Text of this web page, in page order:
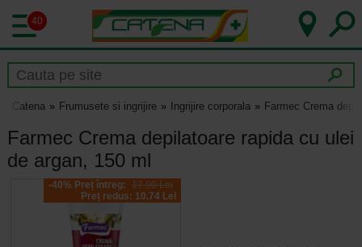
40
Catena Frumusete si ingrijire Ingrijire corporala Farmec Crema
Farmec Crema depilatoare rapida cu ulei
de argan, 150 ml
-40% Preț întreg: 17.90 Lei
Preț redus: 10.74 Lei